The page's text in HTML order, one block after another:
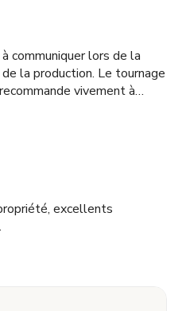
communiquer lors de la
la production. Le tournage
vivement à
fluide et facile.
excellents